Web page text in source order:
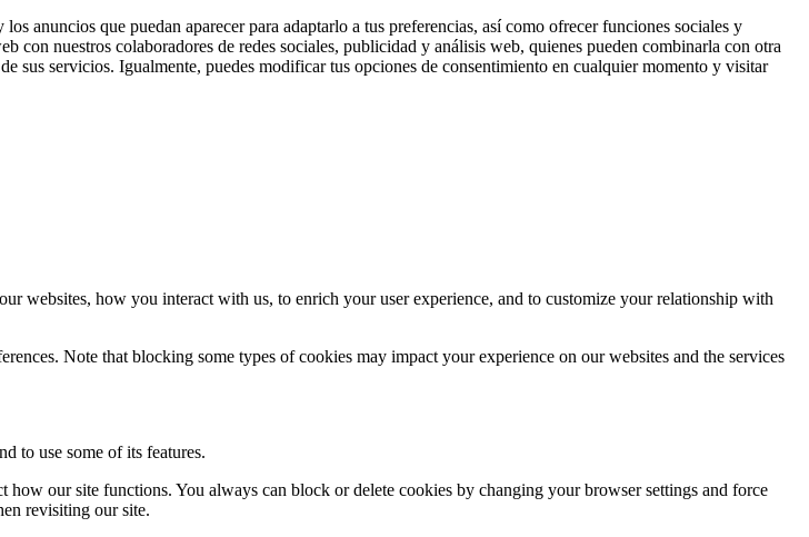
anuncios que puedan aparecer para adaptarlo a tus preferencias, así como ofrecer funciones sociales y
nuestros colaboradores de redes sociales, publicidad y análisis web, quienes pueden combinarla con otra
sus servicios. Igualmente, puedes modificar tus opciones de consentimiento en cualquier momento y visitar
websites, how you interact with us, to enrich your user experience, and to customize your relationship with
Note that blocking some types of cookies may impact your experience on our websites and the services
to use some of its features.
our site functions. You always can block or delete cookies by changing your browser settings and force
revisiting our site.